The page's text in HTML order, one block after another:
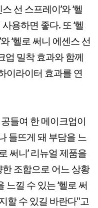
선 스프레이’와 ‘헬
용하면 좋다. 또 ‘헬
‘헬로 써니 에센스 선
업 밀착 효과와 함께
이라이터 효과를 연
들여 한 메이크업이
들뜨게 돼 부담을 느
써니’ 리뉴얼 제품을
조합으로 어느 상황
낄 수 있는 ‘헬로 써
할 수 있길 바란다"고